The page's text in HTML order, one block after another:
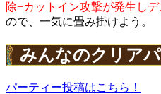
除+カットイン攻撃が発生し
ので、一気に畳み掛けよう。
みんなのクリア
パーティー投稿はこちら！